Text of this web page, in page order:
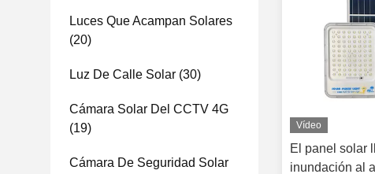
Luces Que Acampan Solares
(20)
Luz De Calle Solar (30)
Cámara Solar Del CCTV 4G
(19)
Cámara De Seguridad Solar
Vídeo
El panel solar
inundación al